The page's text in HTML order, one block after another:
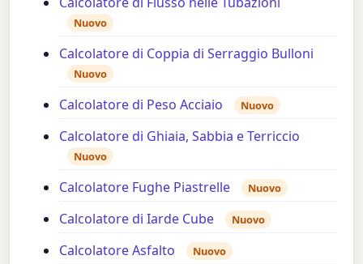
Nuovo
Calcolatore di Coppia di Serraggio Bulloni
Nuovo
Calcolatore di Peso Acciaio Nuovo
Calcolatore di Ghiaia, Sabbia e Terriccio
Nuovo
Calcolatore Fughe Piastrelle Nuovo
Calcolatore di Iarde Cube Nuovo
Calcolatore Asfalto Nuovo